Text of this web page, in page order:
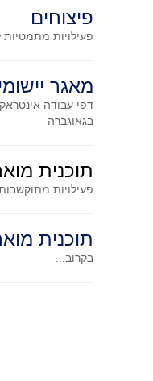
פיצוחים
פעילויות מתמטיות
מאגר
דפי עבודה
בגאוגברה
תוכנית
פעילויות
תוכנית
בקרוב...